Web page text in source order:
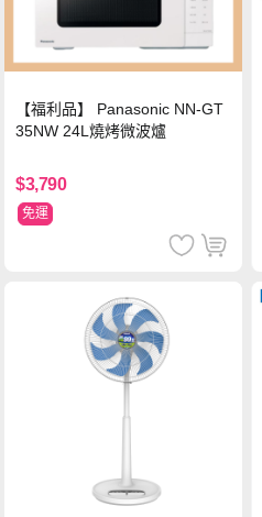
【福利品】 Panasonic NN-GT
35NW 24L燒烤微波爐
$3,790
免運